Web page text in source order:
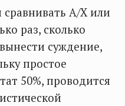
сравнивать А/Х или
раз, сколько
суждение,
простое
50%, проводится